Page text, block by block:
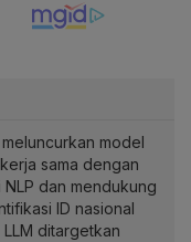
model
sama dengan
dan mendukung
ID nasional
ditargetkan